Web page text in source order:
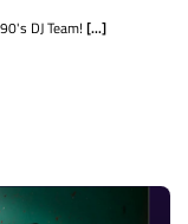
DJ Team! [...]